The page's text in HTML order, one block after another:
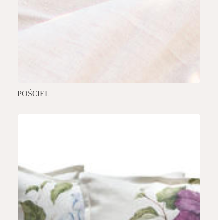
POŚCIEL